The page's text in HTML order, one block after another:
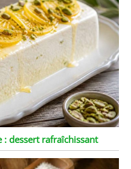
: dessert rafraîchissant